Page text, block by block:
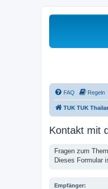
FAQ Regeln
TUK TUK
Kontakt mit
Fragen zum
Dieses Formular
Empfänger: